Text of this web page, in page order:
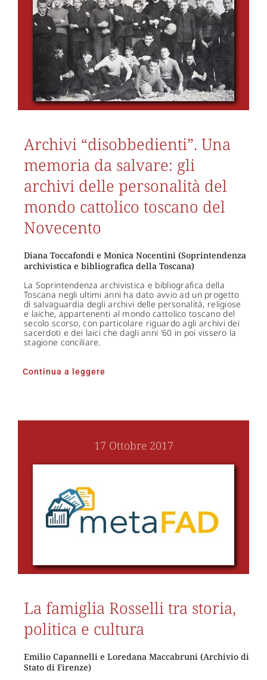
Archivi “disobbedienti”. Una
memoria da salvare: gli
archivi delle personalità del
mondo cattolico toscano del
Novecento
Diana Toccafondi e Monica Nocentini (Soprintendenza
archivistica e bibliografica della Toscana)
La Soprintendenza archivistica e bibliografica della
Toscana negli ultimi anni ha dato avvio ad un progetto
di salvaguardia degli archivi delle personalità, religiose
e laiche, appartenenti al mondo cattolico toscano del
secolo scorso, con particolare riguardo agli archivi dei
sacerdoti e dei laici che dagli anni ‘60 in poi vissero la
stagione conciliare.
Continua a leggere
17 Ottobre 2017
La famiglia Rosselli tra storia,
politica e cultura
Emilio Capannelli e Loredana Maccabruni (Archivio di
Stato di Firenze)